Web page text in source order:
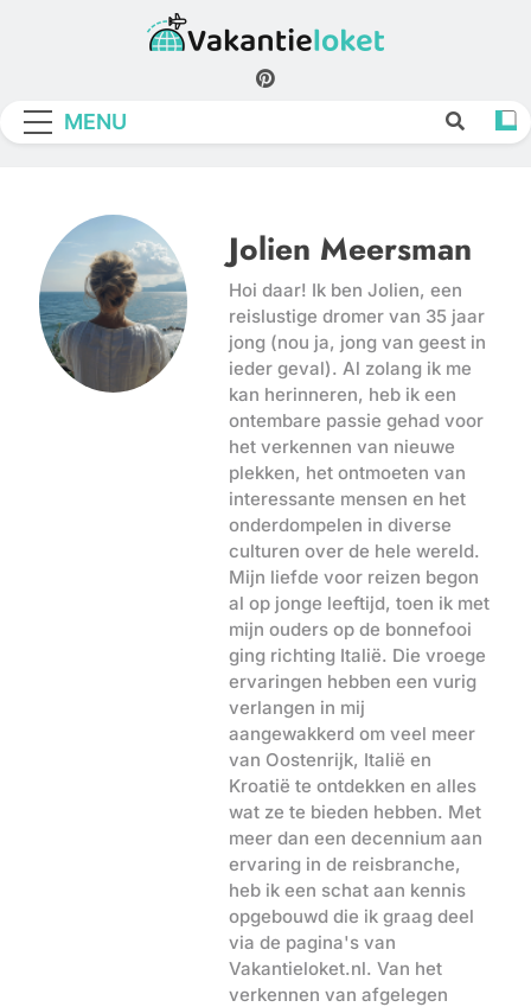
Vakantieloket
MENU
Jolien Meersman
Hoi daar! Ik ben Jolien, een
reislustige dromer van 35 jaar
jong (nou ja, jong van geest in
ieder geval). Al zolang ik me
kan herinneren, heb ik een
ontembare passie gehad voor
het verkennen van nieuwe
plekken, het ontmoeten van
interessante mensen en het
onderdompelen in diverse
culturen over de hele wereld.
Mijn liefde voor reizen begon
al op jonge leeftijd, toen ik met
mijn ouders op de bonnefooi
ging richting Italië. Die vroege
ervaringen hebben een vurig
verlangen in mij
aangewakkerd om veel meer
van Oostenrijk, Italië en
Kroatië te ontdekken en alles
wat ze te bieden hebben. Met
meer dan een decennium aan
ervaring in de reisbranche,
heb ik een schat aan kennis
opgebouwd die ik graag deel
via de pagina's van
Vakantieloket.nl. Van het
verkennen van afgelegen